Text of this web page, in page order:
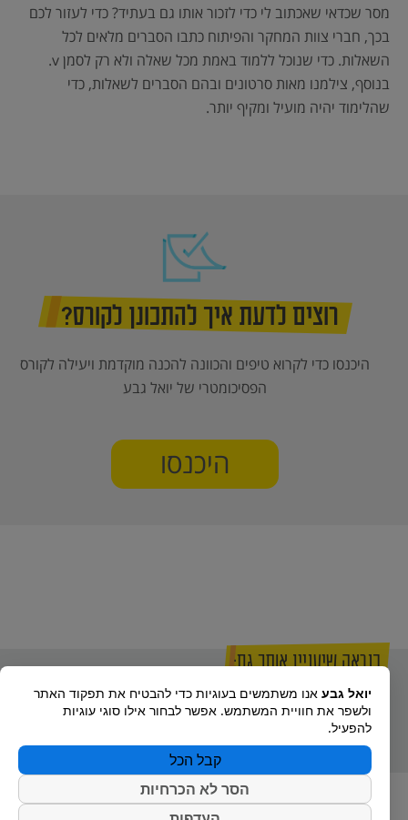
מסר שכדאי שאכתוב לי כדי לזכור אותו גם בעתיד? כדי לעזור לכם
בכך, חברי צוות המחקר והפיתוח כתבו הסברים מלאים לכל
השאלות. כדי שנוכל ללמוד באמת מכל שאלה ולא רק לסמן v.
בנוסף, צילמנו מאות סרטונים ובהם הסברים לשאלות, כדי
שהלימוד יהיה מועיל ומקיף יותר.
רוצים לדעת איך להתכונן לקורס?
היכנסו כדי לקרוא טיפים והכוונה להכנה מוקדמת ויעילה לקורס
הפסיכומטרי של יואל גבע
היכנסו
כנראה שיעניין אותך גם:
אזור הקריאה
של יואל גבע
סאונד בחינה
מחשבון ציון
יואל גבע אנו משתמשים בעוגיות כדי להבטיח את תפקוד האתר
ולשפר את חוויית המשתמש. אפשר לבחור אילו סוגי עוגיות
להפעיל.
קבל הכל
הסר לא הכרחיות